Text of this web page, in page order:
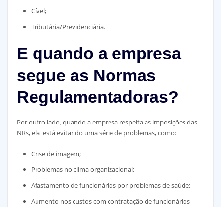
Cível;
Tributária/Previdenciária.
E quando a empresa
segue as Normas
Regulamentadoras?
Por outro lado, quando a empresa respeita as imposições das
NRs, ela está evitando uma série de problemas, como:
Crise de imagem;
Problemas no clima organizacional;
Afastamento de funcionários por problemas de saúde;
Aumento nos custos com contratação de funcionários